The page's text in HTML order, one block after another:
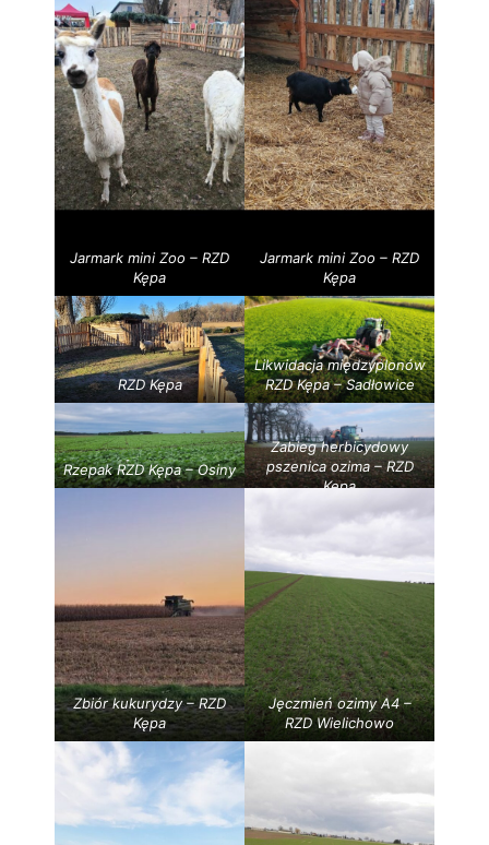
Jarmark mini Zoo – RZD
Kępa
Jarmark mini Zoo – RZD
Kępa
RZD Kępa
Likwidacja międzyplonów
RZD Kępa – Sadłowice
Rzepak RZD Kępa – Osiny
Zabieg herbicydowy
pszenica ozima – RZD
Kępa
Zbiór kukurydzy – RZD
Kępa
Jęczmień ozimy A4 –
RZD Wielichowo